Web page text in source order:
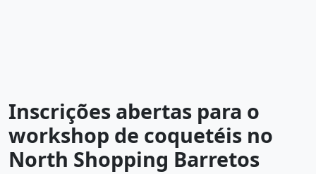
Inscrições abertas para o
workshop de coquetéis no
North Shopping Barretos